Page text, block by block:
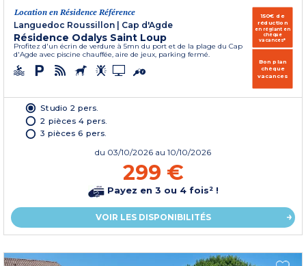
Location en Résidence Référence
Languedoc Roussillon | Cap d'Agde
Résidence Odalys Saint Loup
Profitez d'un écrin de verdure à 5mn du port et de la plage du Cap
d'Agde avec piscine chauffée, aire de jeux, parking fermé.
150€ de
réduction
en réglant en
chèque
vacances*
Bon plan
chèque
vacances
Studio 2 pers.
2 pièces 4 pers.
3 pièces 6 pers.
du 03/10/2026 au 10/10/2026
299 €
Payez en 3 ou 4 fois² !
VOIR LES DISPONIBILITÉS